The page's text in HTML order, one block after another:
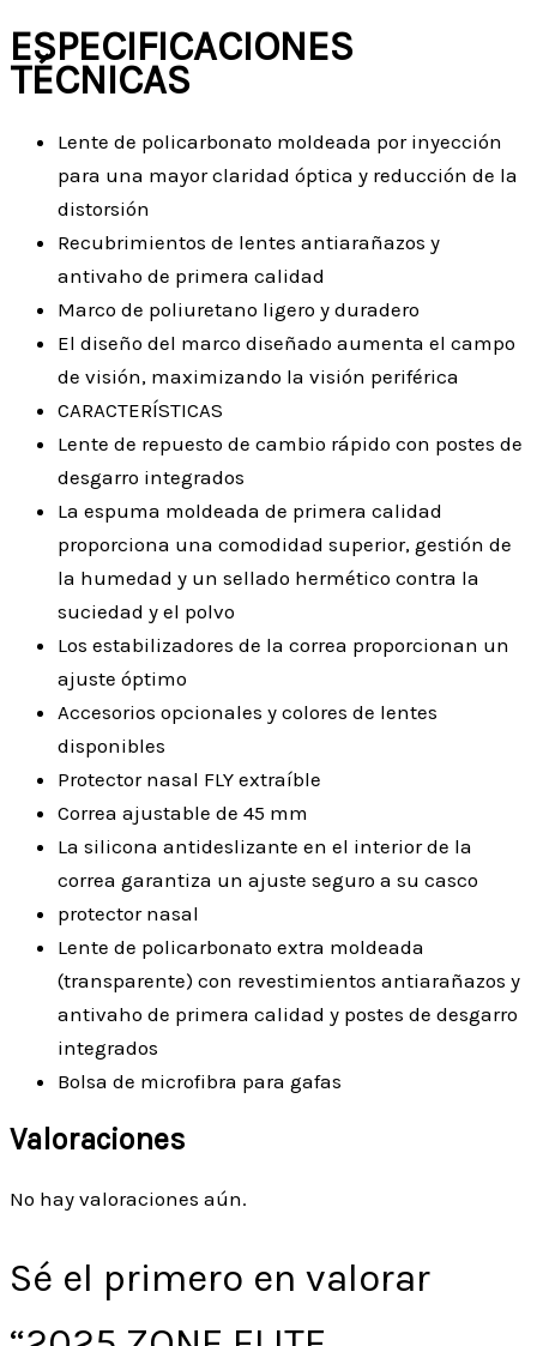
ESPECIFICACIONES
TÉCNICAS
Lente de policarbonato moldeada por inyección
para una mayor claridad óptica y reducción de la
distorsión
Recubrimientos de lentes antiarañazos y
antivaho de primera calidad
Marco de poliuretano ligero y duradero
El diseño del marco diseñado aumenta el campo
de visión, maximizando la visión periférica
CARACTERÍSTICAS
Lente de repuesto de cambio rápido con postes de
desgarro integrados
La espuma moldeada de primera calidad
proporciona una comodidad superior, gestión de
la humedad y un sellado hermético contra la
suciedad y el polvo
Los estabilizadores de la correa proporcionan un
ajuste óptimo
Accesorios opcionales y colores de lentes
disponibles
Protector nasal FLY extraíble
Correa ajustable de 45 mm
La silicona antideslizante en el interior de la
correa garantiza un ajuste seguro a su casco
protector nasal
Lente de policarbonato extra moldeada
(transparente) con revestimientos antiarañazos y
antivaho de primera calidad y postes de desgarro
integrados
Bolsa de microfibra para gafas
Valoraciones
No hay valoraciones aún.
Sé el primero en valorar